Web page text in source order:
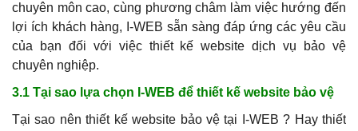
chuyên môn cao, cùng phương châm làm việc hướng đến
lợi ích khách hàng, I-WEB sẵn sàng đáp ứng các yêu cầu
của bạn đối với việc thiết kế website dịch vụ bảo vệ
chuyên nghiệp.
3.1 Tại sao lựa chọn I-WEB để thiết kế website bảo vệ
Tại sao nên thiết kế website bảo vệ tại I-WEB ? Hay thiết